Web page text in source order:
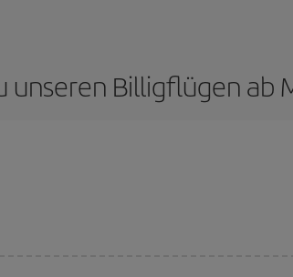
unseren Billigflügen ab